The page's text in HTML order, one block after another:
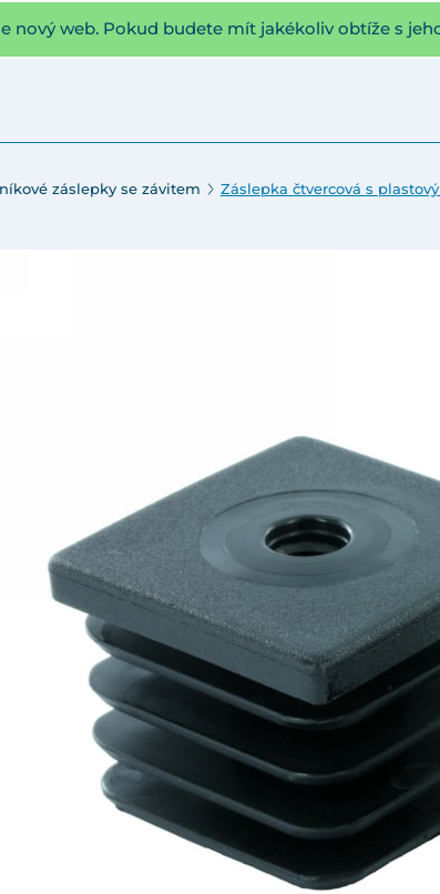
nový web. Pokud budete mít jakékoliv obtíže s
záslepky se závitem Záslepka čtvercová s